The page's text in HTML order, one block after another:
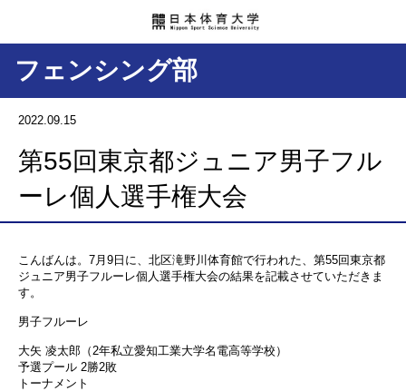
フェンシング部
2022.09.15
第55回東京都ジュニア男子フル
ーレ個人選手権大会
こんばんは。7月9日に、北区滝野川体育館で行われた、第55回東京都
ジュニア男子フルーレ個人選手権大会の結果を記載させていただきま
す。
男子フルーレ
大矢 凌太郎（2年私立愛知工業大学名電高等学校）
予選プール 2勝2敗
トーナメント